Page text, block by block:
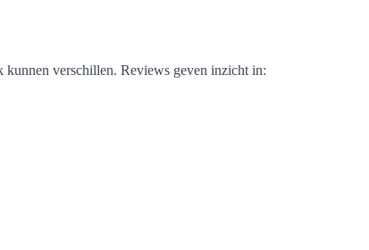
kunnen verschillen. Reviews geven inzicht in: